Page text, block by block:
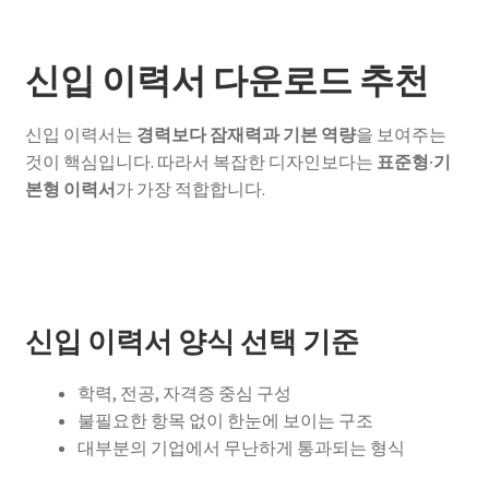
신입 이력서 다운로드 추천
신입 이력서는 경력보다 잠재력과 기본 역량을 보여주는
것이 핵심입니다. 따라서 복잡한 디자인보다는 표준형·기
본형 이력서가 가장 적합합니다.
신입 이력서 양식 선택 기준
학력, 전공, 자격증 중심 구성
불필요한 항목 없이 한눈에 보이는 구조
대부분의 기업에서 무난하게 통과되는 형식